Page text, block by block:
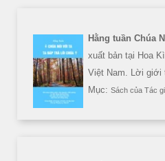
Hằng tuần Chúa
xuất bản tại Hoa
Việt Nam. Lời giới
Mục: Sách của Tác